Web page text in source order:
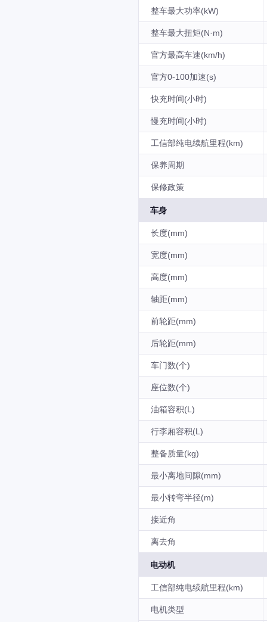
整车最大功率(kW)
整车最大扭矩(N·m)
官方最高车速(km/h)
官方0-100加速(s)
快充时间(小时)
慢充时间(小时)
工信部纯电续航里程(km)
保养周期
保修政策
车身
长度(mm)
宽度(mm)
高度(mm)
轴距(mm)
前轮距(mm)
后轮距(mm)
车门数(个)
座位数(个)
油箱容积(L)
行李厢容积(L)
整备质量(kg)
最小离地间隙(mm)
最小转弯半径(m)
接近角
离去角
电动机
工信部纯电续航里程(km)
电机类型